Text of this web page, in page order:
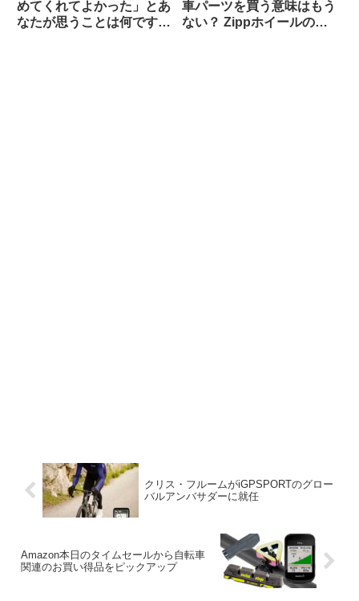
めてくれてよかった」とあ
なたが思うことは何ですか
車パーツを買う意味はもう
ない？ Zippホイールの生
クリス・フルームがiGPSPORTのグロー
バルアンバサダーに就任
Amazon本日のタイムセールから自転車
関連のお買い得品をピックアップ